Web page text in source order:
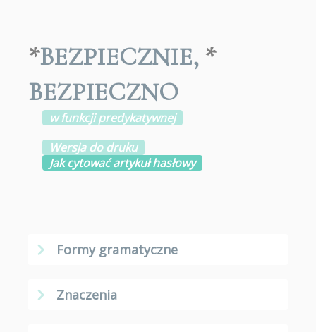
*BEZPIECZNIE, *
BEZPIECZNO
w funkcji predykatywnej
Wersja do druku
Jak cytować artykuł hasłowy
Formy gramatyczne
Znaczenia